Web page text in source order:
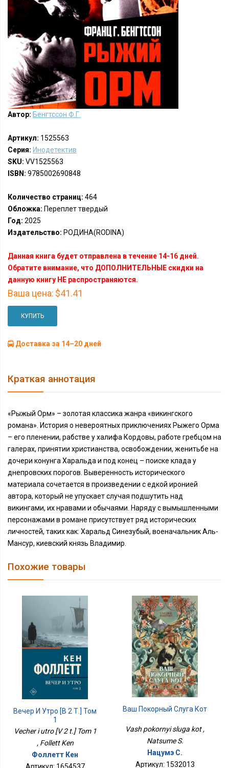
Автор: Бенгтссон Ф.Г.
Артикул: 1525563
Серия: Инодетектив
SKU: VV1525563
ISBN: 9785002690848
Количество страниц: 464
Обложка: Переплет твердый
Год: 2025
Издательство: РОДИНА(RODINA)
Данная книга будет отправлена в течение 14-16 дней.
Обратите внимание, что ДОПОЛНИТЕЛЬНЫЕ скидки на
данную книгу НЕ распространяются.
Ваша цена: $41.41
КУПИТЬ
Доставка за 14–20 дней
Краткая аннотация
«Рыжый Орм» – золотая классика жанра «викингского
романа». История о невероятных приключениях Рыжего Орма
– его пленении, рабстве у халифа Кордовы, работе гребцом на
галерах, принятии христианства, освобождении, женитьбе на
дочери конунга Харальда и под конец – поиске клада у
днепровских порогов. Выверенность исторического
материала сочетается в произведении с едкой иронией
автора, который не упускает случая подшутить над
викингами, их нравами и обычаями. Наряду с вымышленными
персонажами в романе присутствует ряд исторических
личностей, таких как: Харальд Синезубый, военачальник Аль-
Мансур, киевский князь Владимир.
Похожие товары
Вечер И Утро [В 2 Т.] Том
1
Vecher i utro [V 2 t.] Tom 1
, Follett Ken
Фоллетт Кен
Ваш Покорный Слуга Кот
Vash pokornyi sluga kot ,
Natsume S.
Нацумэ С.
Артикул: 1532013